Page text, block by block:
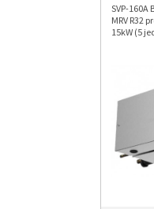
SVP-
MRV R32
15kW (5